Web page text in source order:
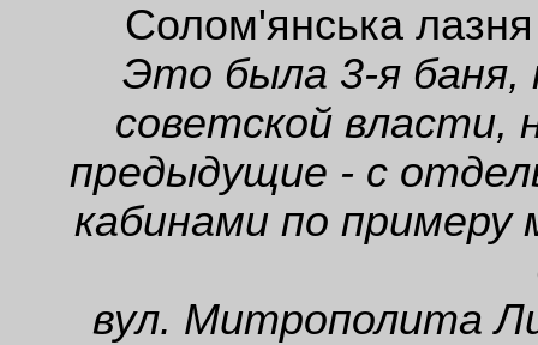
Солом'янська
Это была 3-я баня,
советской власти,
предыдущие - с
кабинами по примеру
вул. Митрополита